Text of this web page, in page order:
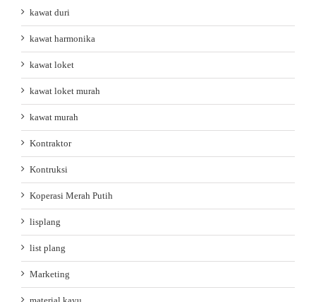
kawat duri
kawat harmonika
kawat loket
kawat loket murah
kawat murah
Kontraktor
Kontruksi
Koperasi Merah Putih
lisplang
list plang
Marketing